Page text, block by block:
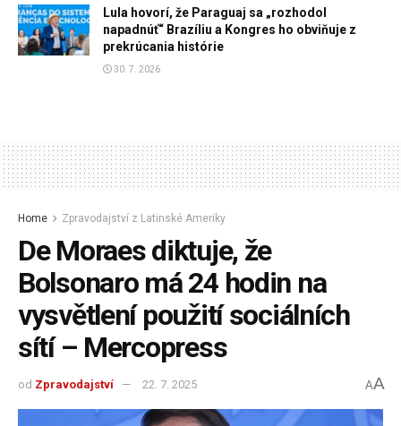
Lula hovorí, že Paraguaj sa „rozhodol
napadnúť“ Brazíliu a Kongres ho obviňuje z
prekrúcania histórie
30. 7. 2026
Home Zpravodajství z Latinské Ameriky
De Moraes diktuje, že
Bolsonaro má 24 hodin na
vysvětlení použití sociálních
sítí – Mercopress
od Zpravodajství 22. 7. 2025 AA